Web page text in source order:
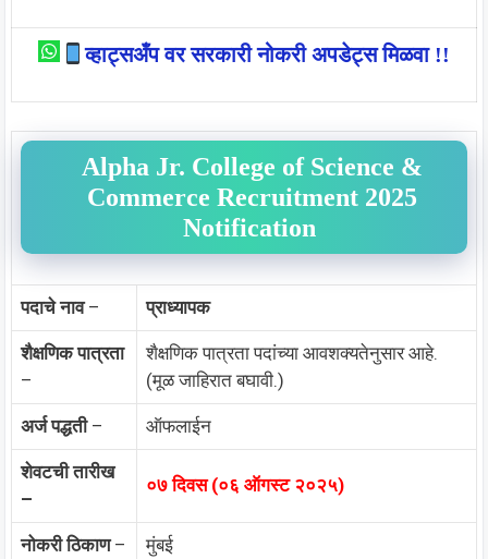
व्हाट्सअँप वर सरकारी नोकरी अपडेट्स मिळवा !!
Alpha Jr. College of Science &
Commerce Recruitment 2025
Notification
पदाचे नाव– प्राध्यापक
शैक्षणिक पात्रता
–
शैक्षणिक पात्रता पदांच्या आवशक्यतेनुसार आहे.
(मूळ जाहिरात बघावी.)
अर्ज पद्धती– ऑफलाईन
शेवटची तारीख
–
०७ दिवस (०६ ऑगस्ट २०२५)
नोकरी ठिकाण– मुंबई